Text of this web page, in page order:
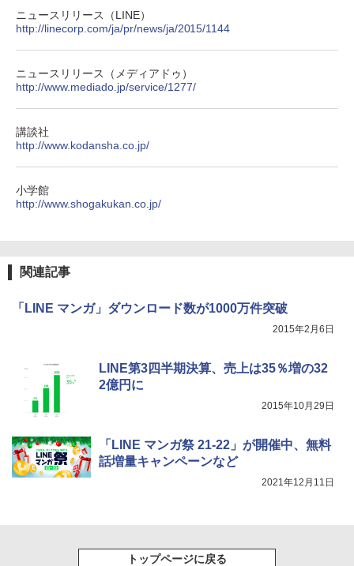
ニュースリリース（LINE）
http://linecorp.com/ja/pr/news/ja/2015/1144
ニュースリリース（メディアドゥ）
http://www.mediado.jp/service/1277/
講談社
http://www.kodansha.co.jp/
小学館
http://www.shogakukan.co.jp/
関連記事
「LINE マンガ」ダウンロード数が1000万件突破
2015年2月6日
LINE第3四半期決算、売上は35％増の32
2億円に
2015年10月29日
「LINE マンガ祭 21-22」が開催中、無料
話増量キャンペーンなど
2021年12月11日
トップページに戻る